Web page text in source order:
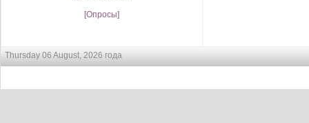
[Опросы]
Thursday 06 August, 2026 года